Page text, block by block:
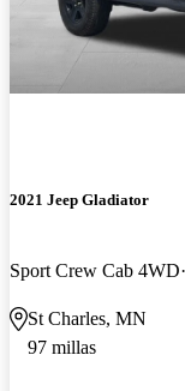
2021 Jeep Gladiator
Sport Crew Cab 4WD
St Charles, MN
97 millas